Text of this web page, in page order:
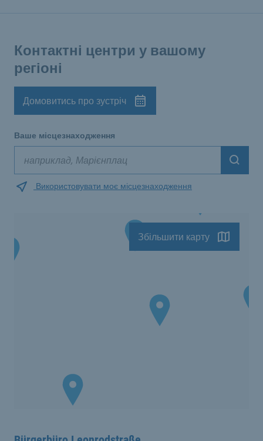
Контактні центри у вашому
регіоні
Домовитись про зустріч
Ваше місцезнаходження
Використовувати моє місцезнаходження
Збільшити карту